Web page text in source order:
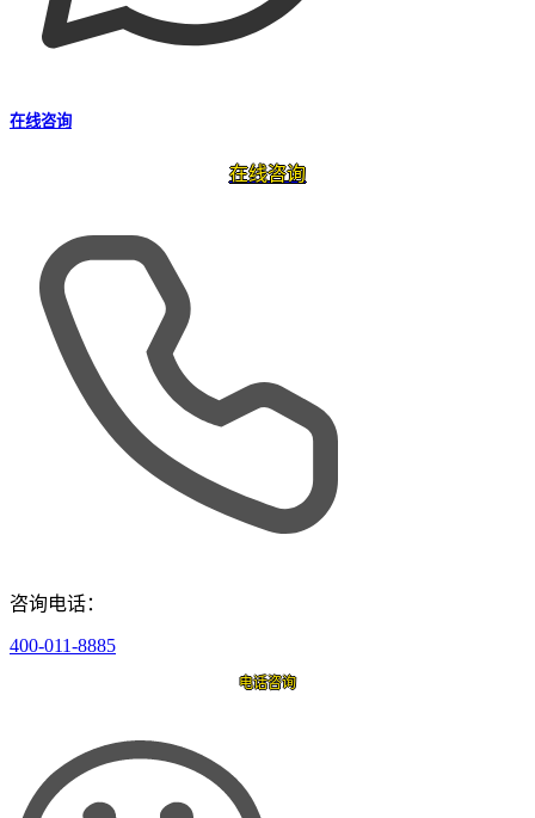
在线咨询
在线咨询
咨询电话：
400-011-8885
电话咨询